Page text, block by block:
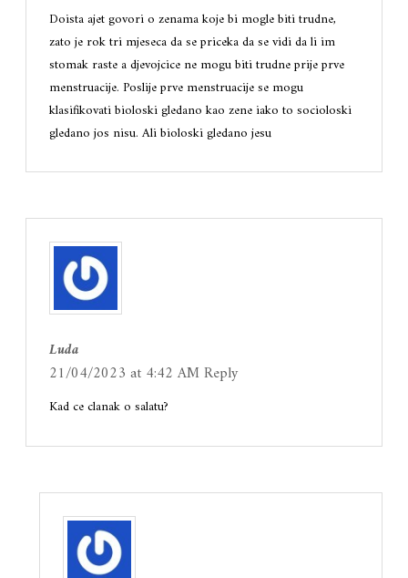
Doista ajet govori o zenama koje bi mogle biti trudne,
zato je rok tri mjeseca da se priceka da se vidi da li im
stomak raste a djevojcice ne mogu biti trudne prije prve
menstruacije. Poslije prve menstruacije se mogu
klasifikovati bioloski gledano kao zene iako to socioloski
gledano jos nisu. Ali bioloski gledano jesu
Luda
21/04/2023 at 4:42 AMReply
Kad ce clanak o salatu?